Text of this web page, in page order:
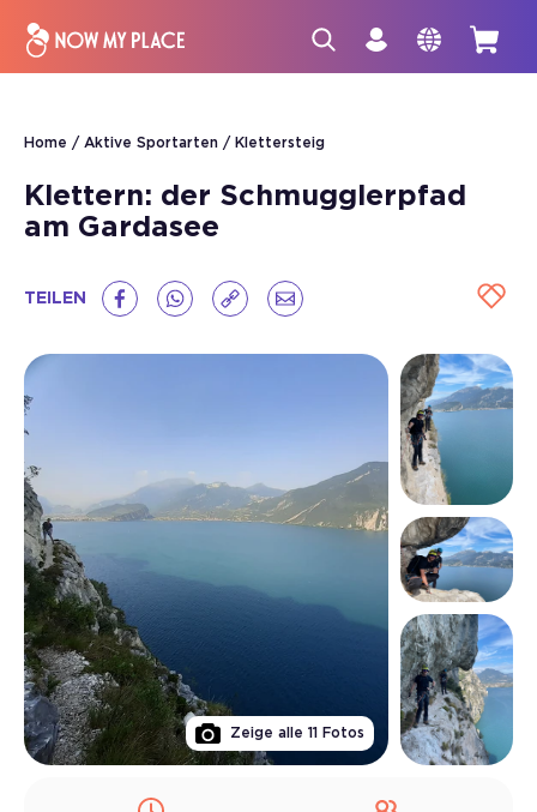
Home Aktive Sportarten Klettersteig
Klettern: der Schmugglerpfad
am Gardasee
TEILEN
Zeige alle 11 Fotos